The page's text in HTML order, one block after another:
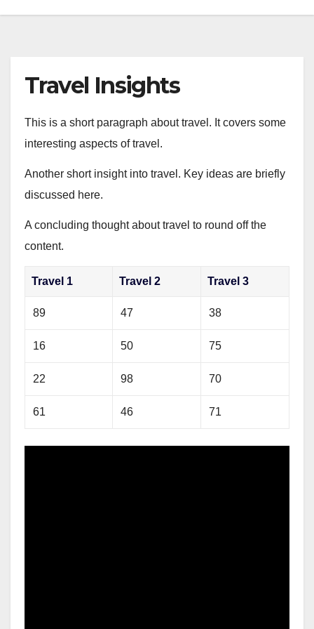
Travel Insights
This is a short paragraph about travel. It covers some
interesting aspects of travel.
Another short insight into travel. Key ideas are briefly
discussed here.
A concluding thought about travel to round off the
content.
Travel 1 Travel 2 Travel 3
89 47 38
16 50 75
22 98 70
61 46 71